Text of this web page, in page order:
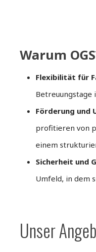
Warum
Flexibilität für
Betreuungstage
Förderung und
profitieren von
einem
Sicherheit und
Umfeld, in dem
Unser